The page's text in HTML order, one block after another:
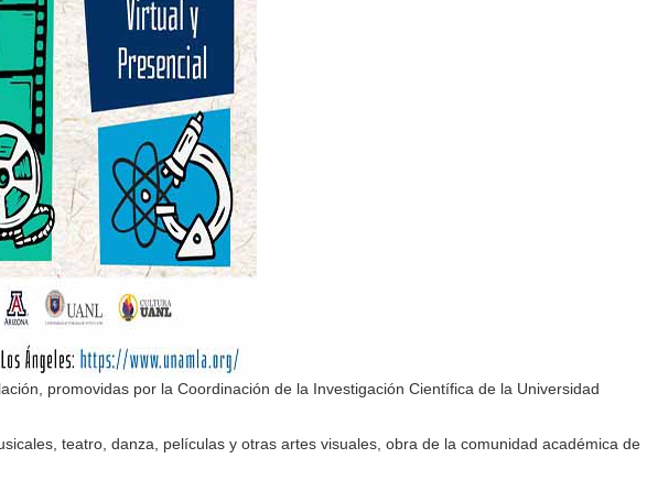
promovidas por la Coordinación de la Investigación Científica de la Universidad
teatro, danza, películas y otras artes visuales, obra de la comunidad académica de